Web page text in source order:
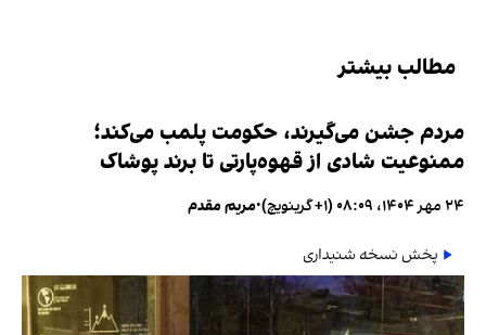
مطالب بیشتر
مردم جشن می‌گیرند، حکومت پلمب می‌کند؛
ممنوعیت شادی از قهوه‌پارتی تا برند پوشاک
۲۴ مهر ۱۴۰۴، ۰۸:۰۹ (‎+۱ گرینویچ) •مریم مقدم
پخش نسخه شنیداری